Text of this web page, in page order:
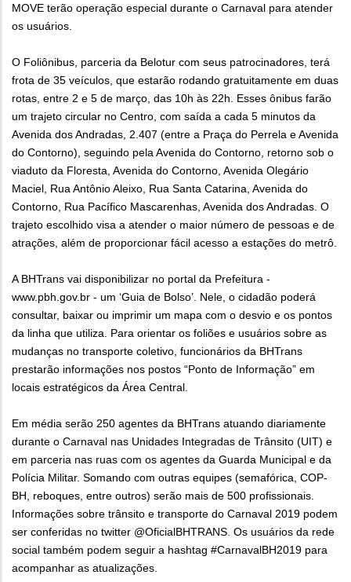
MOVE terão operação especial durante o Carnaval para atender
os usuários.
O Foliônibus, parceria da Belotur com seus patrocinadores, terá
frota de 35 veículos, que estarão rodando gratuitamente em duas
rotas, entre 2 e 5 de março, das 10h às 22h. Esses ônibus farão
um trajeto circular no Centro, com saída a cada 5 minutos da
Avenida dos Andradas, 2.407 (entre a Praça do Perrela e Avenida
do Contorno), seguindo pela Avenida do Contorno, retorno sob o
viaduto da Floresta, Avenida do Contorno, Avenida Olegário
Maciel, Rua Antônio Aleixo, Rua Santa Catarina, Avenida do
Contorno, Rua Pacífico Mascarenhas, Avenida dos Andradas. O
trajeto escolhido visa a atender o maior número de pessoas e de
atrações, além de proporcionar fácil acesso a estações do metrô.
A BHTrans vai disponibilizar no portal da Prefeitura -
www.pbh.gov.br - um ‘Guia de Bolso’. Nele, o cidadão poderá
consultar, baixar ou imprimir um mapa com o desvio e os pontos
da linha que utiliza. Para orientar os foliões e usuários sobre as
mudanças no transporte coletivo, funcionários da BHTrans
prestarão informações nos postos “Ponto de Informação” em
locais estratégicos da Área Central.
Em média serão 250 agentes da BHTrans atuando diariamente
durante o Carnaval nas Unidades Integradas de Trânsito (UIT) e
em parceria nas ruas com os agentes da Guarda Municipal e da
Polícia Militar. Somando com outras equipes (semafórica, COP-
BH, reboques, entre outros) serão mais de 500 profissionais.
Informações sobre trânsito e transporte do Carnaval 2019 podem
ser conferidas no twitter @OficialBHTRANS. Os usuários da rede
social também podem seguir a hashtag #CarnavalBH2019 para
acompanhar as atualizações.